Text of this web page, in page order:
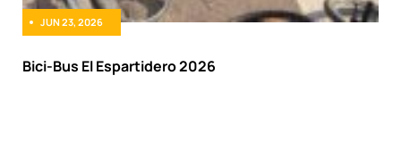
JUN 23, 2026
Bici-Bus El Espartidero 2026